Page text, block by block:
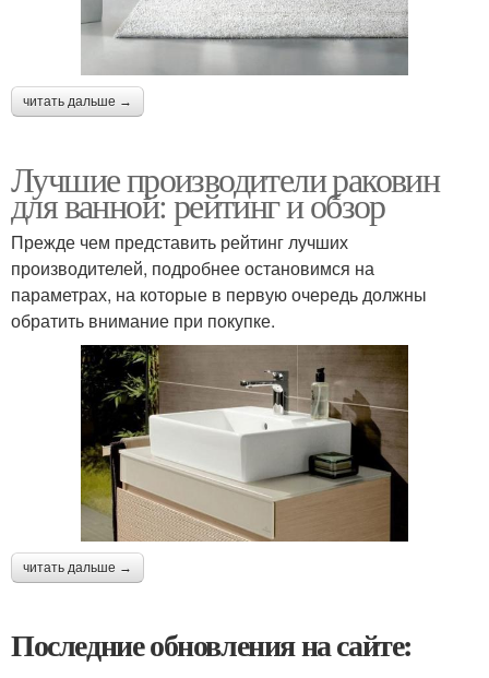
читать дальше →
Лучшие производители раковин
для ванной: рейтинг и обзор
Прежде чем представить рейтинг лучших
производителей, подробнее остановимся на
параметрах, на которые в первую очередь должны
обратить внимание при покупке.
читать дальше →
Последние обновления на сайте: